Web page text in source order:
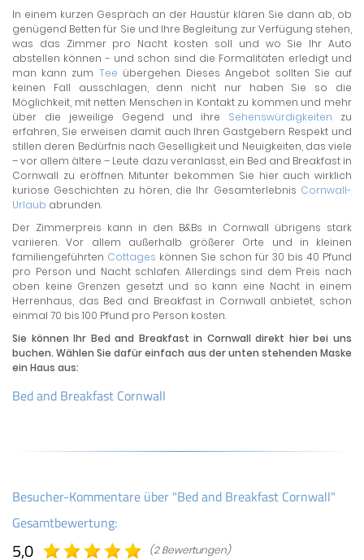
In einem kurzen Gespräch an der Haustür klären Sie dann ab, ob
genügend Betten für Sie und Ihre Begleitung zur Verfügung stehen,
was das Zimmer pro Nacht kosten soll und wo Sie Ihr Auto
abstellen können - und schon sind die Formalitäten erledigt und
man kann zum Tee übergehen. Dieses Angebot sollten Sie auf
keinen Fall ausschlagen, denn nicht nur haben Sie so die
Möglichkeit, mit netten Menschen in Kontakt zu kommen und mehr
über die jeweilige Gegend und ihre Sehenswürdigkeiten zu
erfahren, Sie erweisen damit auch Ihren Gastgebern Respekt und
stillen deren Bedürfnis nach Geselligkeit und Neuigkeiten, das viele
– vor allem ältere – Leute dazu veranlasst, ein Bed and Breakfast in
Cornwall zu eröffnen. Mitunter bekommen Sie hier auch wirklich
kuriose Geschichten zu hören, die Ihr Gesamterlebnis Cornwall-
Urlaub abrunden.
Der Zimmerpreis kann in den B&Bs in Cornwall übrigens stark
variieren. Vor allem außerhalb größerer Orte und in kleinen
familiengeführten Cottages können Sie schon für 30 bis 40 Pfund
pro Person und Nacht schlafen. Allerdings sind dem Preis nach
oben keine Grenzen gesetzt und so kann eine Nacht in einem
Herrenhaus, das Bed and Breakfast in Cornwall anbietet, schon
einmal 70 bis 100 Pfund pro Person kosten.
Sie können Ihr Bed and Breakfast in Cornwall direkt hier bei uns
buchen. Wählen Sie dafür einfach aus der unten stehenden Maske
ein Haus aus:
Bed and Breakfast Cornwall
Besucher-Kommentare über "Bed and Breakfast Cornwall"
Gesamtbewertung:
5,0 (2 Bewertungen)